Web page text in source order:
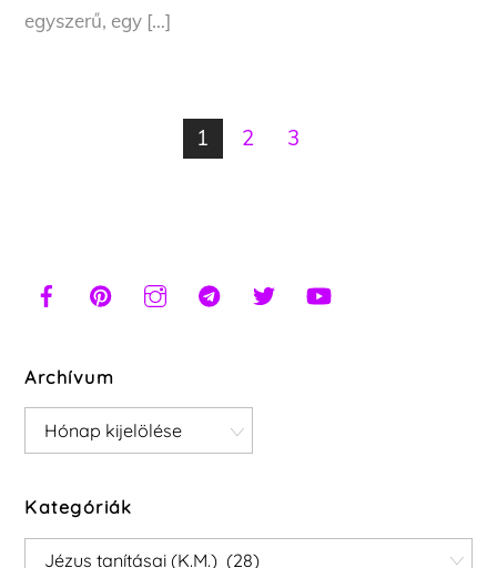
egyszerű, egy […]
1 2 3
Archívum
Archívum
Kategóriák
Kategóriák